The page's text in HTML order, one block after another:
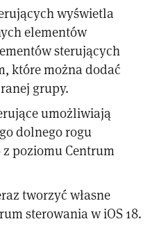
wyświetla
elementów
sterujących
które można dodać
grupy.
umożliwiają
dolnego rogu
poziomu Centrum
tworzyć własne
sterowania w iOS 18.